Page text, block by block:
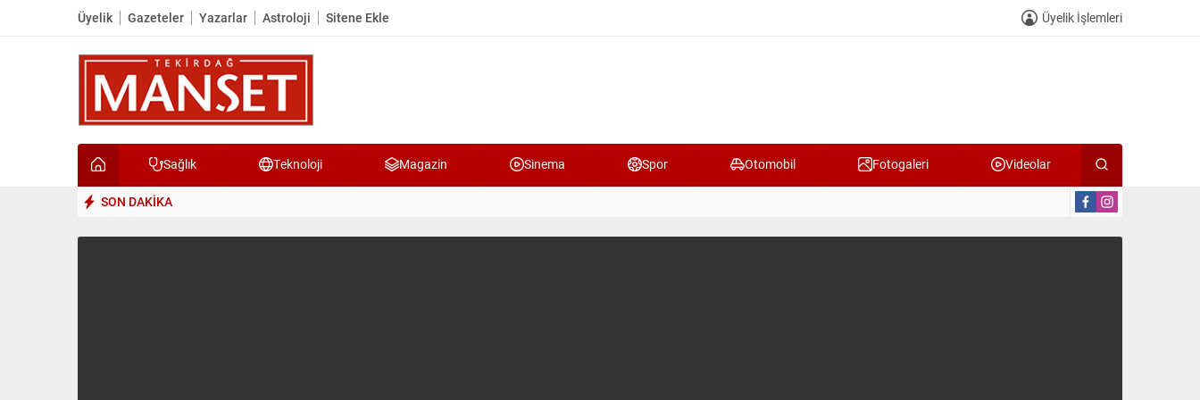
Üyelik Gazeteler Yazarlar Astroloji Sitene Ekle Üyelik İşlemleri
Sağlık Teknoloji Magazin Sinema Spor Otomobil Fotogaleri Videolar
SON DAKİKA